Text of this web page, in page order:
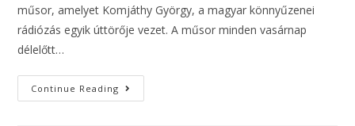
műsor, amelyet Komjáthy György, a magyar könnyűzenei
rádiózás egyik úttörője vezet. A műsor minden vasárnap
délelőtt…
Continue Reading